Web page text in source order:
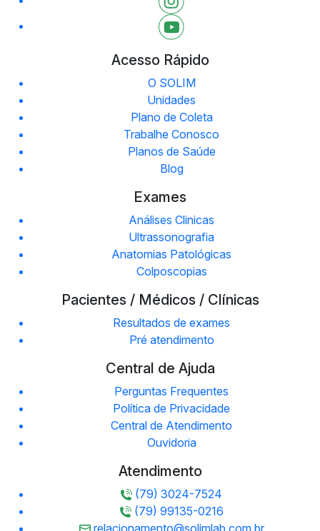
Acesso Rápido
O SOLIM
Unidades
Plano de Coleta
Trabalhe Conosco
Planos de Saúde
Blog
Exames
Análises Clinicas
Ultrassonografia
Anatomias Patológicas
Colposcopias
Pacientes / Médicos / Clínicas
Resultados de exames
Pré atendimento
Central de Ajuda
Perguntas Frequentes
Política de Privacidade
Central de Atendimento
Ouvidoria
Atendimento
(79) 3024-7524
(79) 99135-0216
relacionamento@solimlab.com.br